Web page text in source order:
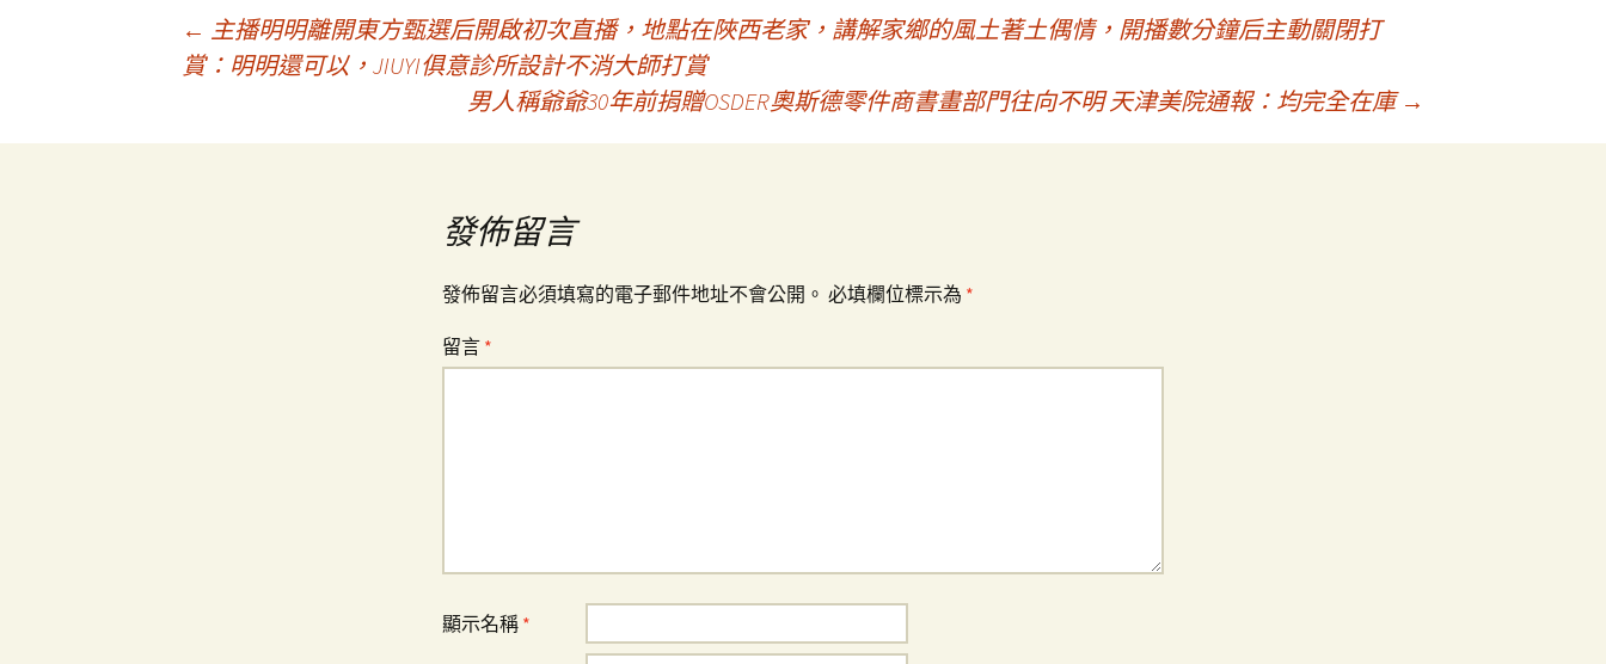
← 主播明明離開東方甄選后開啟初次直播，地點在陜西老家，講解家鄉的風土著土偶情，開播數分鐘后主動關閉打
賞：明明還可以，JIUYI俱意診所設計不消大師打賞
男人稱爺爺30年前捐贈OSDER奧斯德零件商書畫部門往向不明 天津美院通報：均完全在庫 →
發佈留言
發佈留言必須填寫的電子郵件地址不會公開。 必填欄位標示為 *
留言 *
顯示名稱 *